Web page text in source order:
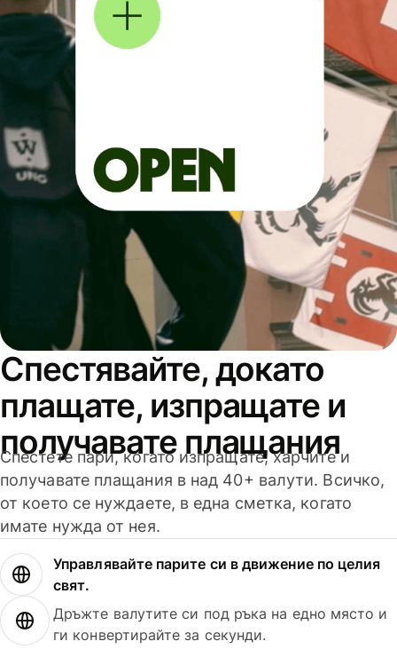
Спестявайте, докато
плащате, изпращате и
получавате плащания
Спестете пари, когато изпращате, харчите и
получавате плащания в над 40+ валути. Всичко,
от което се нуждаете, в една сметка, когато
имате нужда от нея.
Управлявайте парите си в движение по целия
свят.
Дръжте валутите си под ръка на едно място и
ги конвертирайте за секунди.